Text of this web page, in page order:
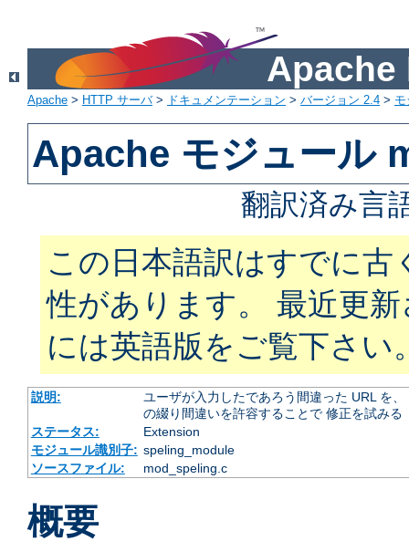
Apache
Apache > HTTP サーバ> ドキュメンテーション > バージョン 2.4 >
Apache モジュール
翻訳済み言
この日本語訳はすでに古
性があります。 最近更
には英語版をご覧下さい
説明:
ユーザが入力したであろう間違った URL を
の綴り間違いを許容することで 修正を試みる
ステータス:
Extension
モジュール識別子: speling_module
ソースファイル:
mod_speling.c
概要